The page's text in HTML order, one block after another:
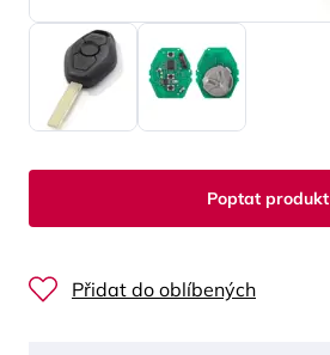
Poptat produkt
Přidat do oblíbených